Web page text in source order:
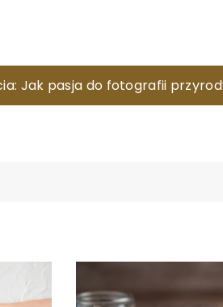
azjatyckiej porcelany –
Jak pasja do fotografii
i zastosowań BeagleBone